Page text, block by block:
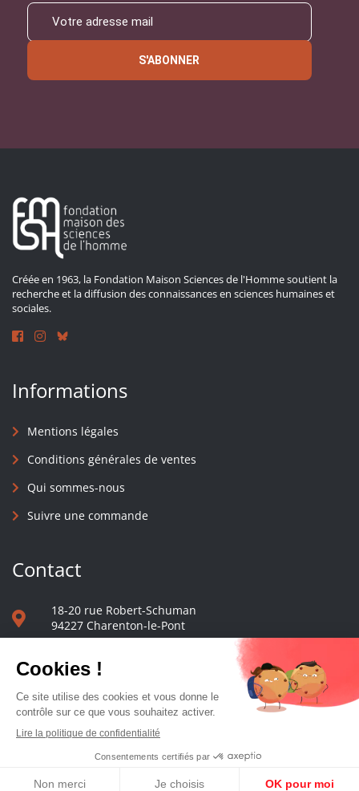
S'ABONNER
Créée en 1963, la Fondation Maison Sciences de l'Homme soutient la
recherche et la diffusion des connaissances en sciences humaines et
sociales.
Informations
Mentions légales
Conditions générales de ventes
Qui sommes-nous
Suivre une commande
Contact
18-20 rue Robert-Schuman
94227 Charenton-le-Pont